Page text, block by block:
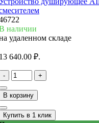
наличии
удаленном складе
640.00 ₽.
- +
В корзину
Купить в 1 клик